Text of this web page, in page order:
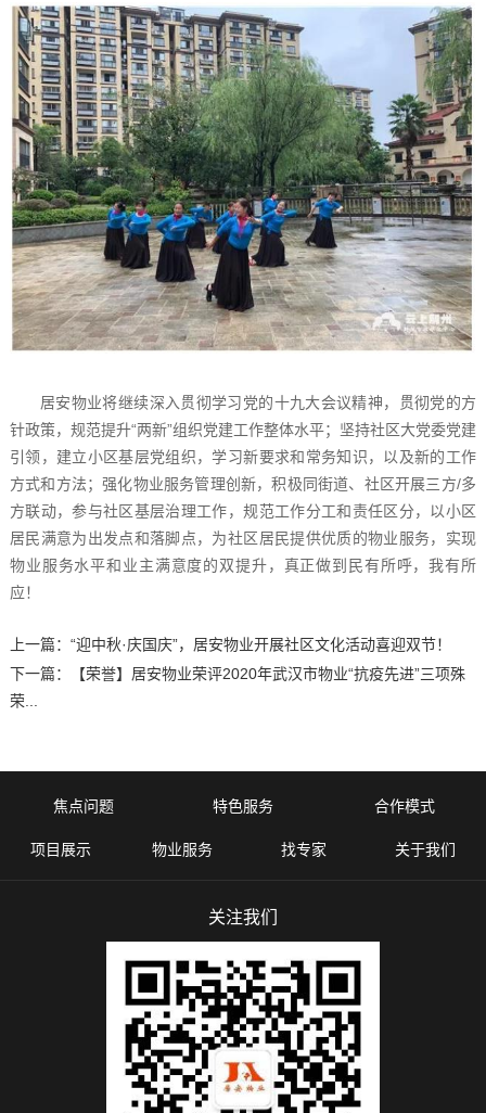
居安物业将继续深入贯彻学习党的十九大会议精神，贯彻党的方
针政策，规范提升“两新”组织党建工作整体水平；坚持社区大党委党建
引领，建立小区基层党组织，学习新要求和常务知识，以及新的工作
方式和方法；强化物业服务管理创新，积极同街道、社区开展三方/多
方联动，参与社区基层治理工作，规范工作分工和责任区分，以小区
居民满意为出发点和落脚点，为社区居民提供优质的物业服务，实现
物业服务水平和业主满意度的双提升，真正做到民有所呼，我有所
应！
上一篇： “迎中秋·庆国庆”，居安物业开展社区文化活动喜迎双节！
下一篇：
【荣誉】居安物业荣评2020年武汉市物业“抗疫先进”三项殊
荣...
焦点问题 特色服务 合作模式
项目展示 物业服务 找专家 关于我们
关注我们